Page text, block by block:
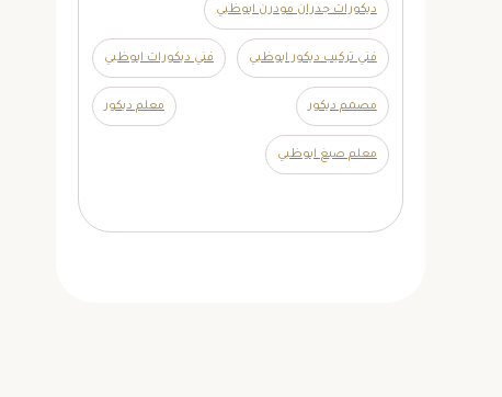
ديكورات جدران مودرن ابوظبي
فني تركيب ديكور ابوظبي فني ديكورات ابوظبي
مصمم ديكور معلم ديكور
معلم صبغ ابوظبي